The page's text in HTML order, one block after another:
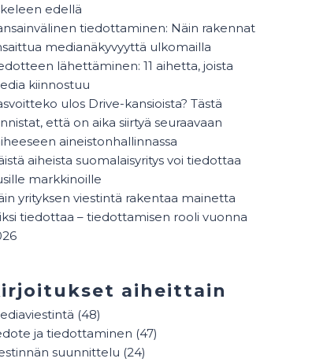
edellä
tiedottaminen: Näin rakennat
medianäkyvyyttä ulkomailla
lähettäminen: 11 aihetta, joista
kiinnostuu
ulos Drive-kansioista? Tästä
että on aika siirtyä seuraavaan
aineistonhallinnassa
aiheista suomalaisyritys voi tiedottaa
markkinoille
yrityksen viestintä rakentaa mainetta
tiedottaa – tiedottamisen rooli vuonna
aiheittain
(48)
ja tiedottaminen (47)
suunnittelu (24)